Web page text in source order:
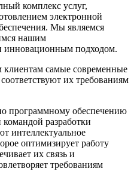
комплекс услуг,
электронной
Мы являемся
нашим
инновационным подходом.
самые современные
их требованиям
программному обеспечению
разработки
интеллектуальное
оптимизирует работу
их связь и
требованиям